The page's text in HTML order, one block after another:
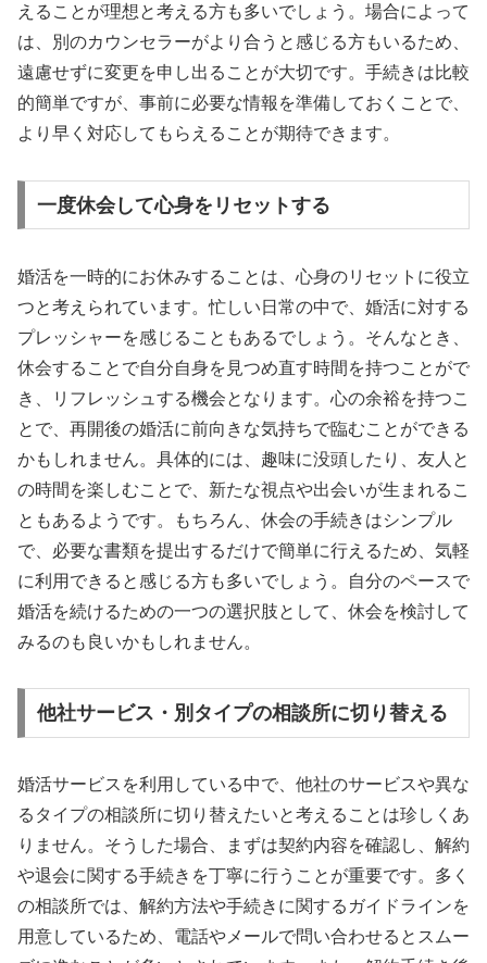
えることが理想と考える方も多いでしょう。場合によって
は、別のカウンセラーがより合うと感じる方もいるため、
遠慮せずに変更を申し出ることが大切です。手続きは比較
的簡単ですが、事前に必要な情報を準備しておくことで、
より早く対応してもらえることが期待できます。
一度休会して心身をリセットする
婚活を一時的にお休みすることは、心身のリセットに役立
つと考えられています。忙しい日常の中で、婚活に対する
プレッシャーを感じることもあるでしょう。そんなとき、
休会することで自分自身を見つめ直す時間を持つことがで
き、リフレッシュする機会となります。心の余裕を持つこ
とで、再開後の婚活に前向きな気持ちで臨むことができる
かもしれません。具体的には、趣味に没頭したり、友人と
の時間を楽しむことで、新たな視点や出会いが生まれるこ
ともあるようです。もちろん、休会の手続きはシンプル
で、必要な書類を提出するだけで簡単に行えるため、気軽
に利用できると感じる方も多いでしょう。自分のペースで
婚活を続けるための一つの選択肢として、休会を検討して
みるのも良いかもしれません。
他社サービス・別タイプの相談所に切り替える
婚活サービスを利用している中で、他社のサービスや異な
るタイプの相談所に切り替えたいと考えることは珍しくあ
りません。そうした場合、まずは契約内容を確認し、解約
や退会に関する手続きを丁寧に行うことが重要です。多く
の相談所では、解約方法や手続きに関するガイドラインを
用意しているため、電話やメールで問い合わせるとスムー